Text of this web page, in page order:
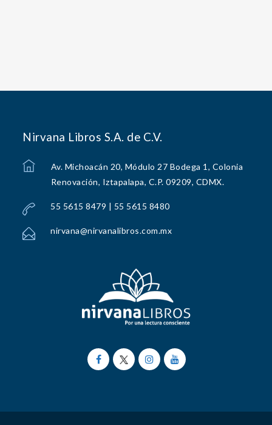
Nirvana Libros S.A. de C.V.
Av. Michoacán 20, Módulo 27 Bodega 1, Colonia
Renovación, Iztapalapa, C.P. 09209, CDMX.
55 5615 8479 | 55 5615 8480
nirvana@nirvanalibros.com.mx